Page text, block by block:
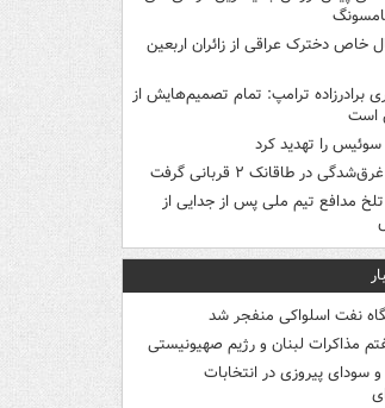
خاص دخترک عراقی از زائران اربعین
برادرزاده ترامپ: تمام تصمیم‌هایش از
است
را تهدید کرد
در طاقانک ۲ قربانی گرفت
مدافع تیم ملی پس از جدایی از
نفت اسلواکی منفجر شد
مذاکرات لبنان و رژیم صهیونیستی
سودای پیروزی در انتخابات